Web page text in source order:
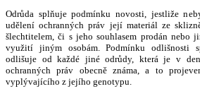
Odrůda splňuje podmínku novosti, jestliže
udělení ochranných práv její materiál ze
šlechtitelem, či s jeho souhlasem prodán nebo
využití jiným osobám. Podmínku odlišnosti
odlišuje od každé jiné odrůdy, která je v
ochranných práv obecně známa, a to
vyplývajícího z jejího genotypu.